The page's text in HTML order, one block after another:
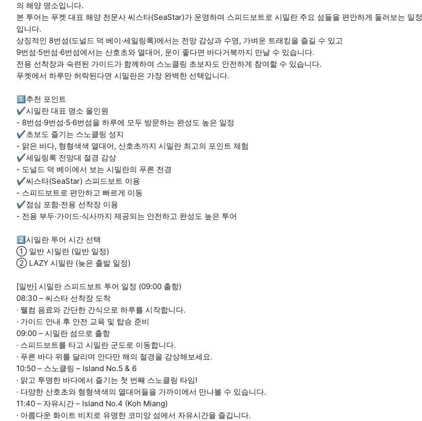
의 해양 명소입니다.
본 투어는 푸켓 대표 해양 전문사 씨스타(SeaStar)가 운영하며 스피드보트로 시밀란 주요 섬들을 편안하게 둘러보는 일정
입니다.
상징적인 8번섬(도널드 덕 베이·세일링록)에서는 전망 감상과 수영, 가벼운 트래킹을 즐길 수 있고
9번섬·5번섬·6번섬에서는 산호초와 열대어, 운이 좋다면 바다거북까지 만날 수 있습니다.
전용 선착장과 숙련된 가이드가 함께하여 스노클링 초보자도 안전하게 참여할 수 있습니다.
푸켓에서 하루만 허락된다면 시밀란은 가장 완벽한 선택입니다.
1️⃣추천 포인트
✔️시밀란 대표 명소 올인원
- 8번섬·9번섬·5·6번섬을 하루에 모두 방문하는 완성도 높은 일정
✔️초보도 즐기는 스노클링 성지
- 맑은 바다, 형형색색 열대어, 산호초까지 시밀란 최고의 포인트 체험
✔️세일링록 전망대 절경 감상
- 도널드 덕 베이에서 보는 시밀란의 푸른 전경
✔️씨스타(SeaStar) 스피드보트 이용
- 스피드보트로 편안하고 빠르게 이동
✔️점심 포함·전용 선착장 이용
- 전용 부두·가이드·식사까지 제공되는 안전하고 완성도 높은 투어
2️⃣시밀란 투어 시간 선택
① 일반 시밀란 (일반 일정)
② LAZY 시밀란 (늦은 출발 일정)
[일반] 시밀란 스피드보트 투어 일정 (09:00 출항)
08:30 – 씨스타 선착장 도착
· 웰컴 음료와 간단한 간식으로 하루를 시작합니다.
· 가이드 안내 후 안전 교육 및 탑승 준비
09:00 – 시밀란 섬으로 출항
· 스피드보트를 타고 시밀란 군도로 이동합니다.
· 푸른 바다 위를 달리며 안다만 해의 절경을 감상해보세요.
10:50 – 스노클링 – Island No.5 & 6
· 맑고 투명한 바다에서 즐기는 첫 번째 스노클링 타임!
· 다양한 산호초와 형형색색의 열대어들을 가까이에서 만나볼 수 있습니다.
11:40 – 자유시간 – Island No.4 (Koh Miang)
· 아름다운 화이트 비치로 유명한 코미앙 섬에서 자유시간을 즐깁니다.